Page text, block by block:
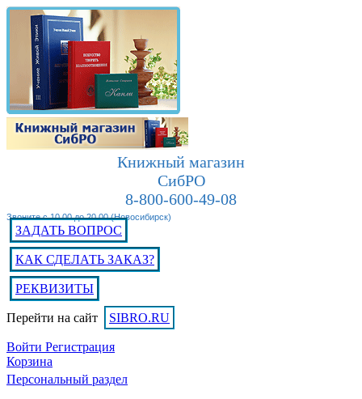
Книжный магазин
СибРО
8-800-600-49-08
Звоните с 10.00 до 20.00 (Новосибирск)
ЗАДАТЬ ВОПРОС
КАК СДЕЛАТЬ ЗАКАЗ?
РЕКВИЗИТЫ
Перейти на сайт SIBRO.RU
Войти Регистрация
Корзина
Персональный раздел